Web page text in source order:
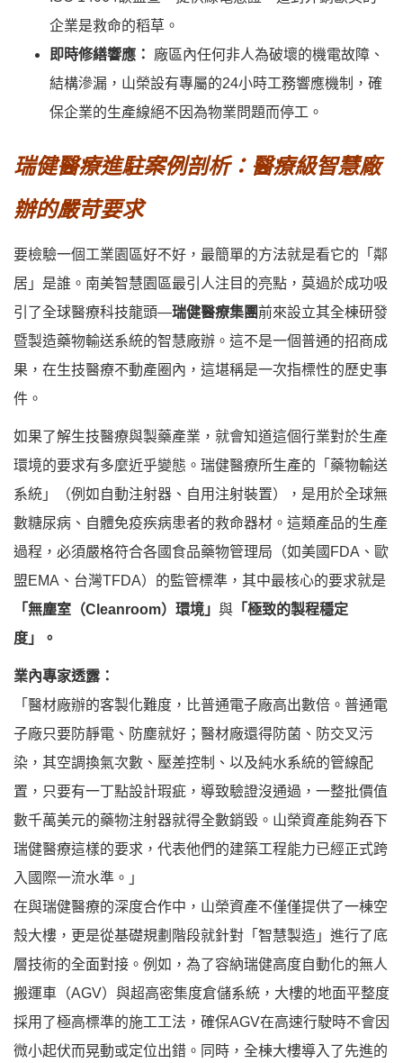
企業是救命的稻草。
即時修繕響應：
廠區內任何非人為破壞的機電故障、
結構滲漏，山榮設有專屬的24小時工務響應機制，確
保企業的生產線絕不因為物業問題而停工。
瑞健醫療進駐案例剖析：醫療級智慧廠
辦的嚴苛要求
要檢驗一個工業園區好不好，最簡單的方法就是看它的「鄰
居」是誰。南美智慧園區最引人注目的亮點，莫過於成功吸
引了全球醫療科技龍頭—瑞健醫療集團前來設立其全棟研發
暨製造藥物輸送系統的智慧廠辦。這不是一個普通的招商成
果，在生技醫療不動產圈內，這堪稱是一次指標性的歷史事
件。
如果了解生技醫療與製藥產業，就會知道這個行業對於生產
環境的要求有多麼近乎變態。瑞健醫療所生產的「藥物輸送
系統」（例如自動注射器、自用注射裝置），是用於全球無
數糖尿病、自體免疫疾病患者的救命器材。這類產品的生產
過程，必須嚴格符合各國食品藥物管理局（如美國FDA、歐
盟EMA、台灣TFDA）的監管標準，其中最核心的要求就是
「無塵室（Cleanroom）環境」 與 「極致的製程穩定
度」。
業內專家透露：
「醫材廠辦的客製化難度，比普通電子廠高出數倍。普通電
子廠只要防靜電、防塵就好；醫材廠還得防菌、防交叉污
染，其空調換氣次數、壓差控制、以及純水系統的管線配
置，只要有一丁點設計瑕疵，導致驗證沒通過，一整批價值
數千萬美元的藥物注射器就得全數銷毀。山榮資產能夠吞下
瑞健醫療這樣的要求，代表他們的建築工程能力已經正式跨
入國際一流水準。」
在與瑞健醫療的深度合作中，山榮資產不僅僅提供了一棟空
殼大樓，更是從基礎規劃階段就針對「智慧製造」進行了底
層技術的全面對接。例如，為了容納瑞健高度自動化的無人
搬運車（AGV）與超高密集度倉儲系統，大樓的地面平整度
採用了極高標準的施工工法，確保AGV在高速行駛時不會因
微小起伏而晃動或定位出錯。同時，全棟大樓導入了先進的